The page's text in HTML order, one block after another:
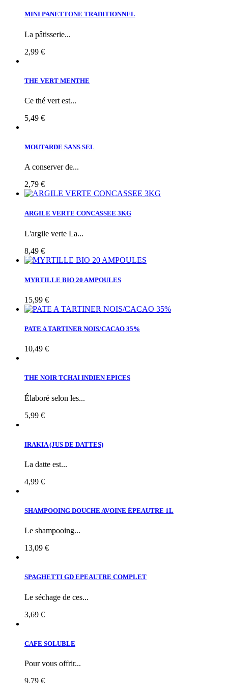
MINI PANETTONE TRADITIONNEL
La pâtisserie...
2,99 €
THE VERT MENTHE
Ce thé vert est...
5,49 €
MOUTARDE SANS SEL
A conserver de...
2,79 €
ARGILE VERTE CONCASSEE 3KG
L'argile verte La...
8,49 €
MYRTILLE BIO 20 AMPOULES
15,99 €
PATE A TARTINER NOIS/CACAO 35%
10,49 €
THE NOIR TCHAI INDIEN EPICES
Élaboré selon les...
5,99 €
IRAKIA (JUS DE DATTES)
La datte est...
4,99 €
SHAMPOOING DOUCHE AVOINE ÉPEAUTRE 1L
Le shampooing...
13,09 €
SPAGHETTI GD EPEAUTRE COMPLET
Le séchage de ces...
3,69 €
CAFE SOLUBLE
Pour vous offrir...
9,79 €